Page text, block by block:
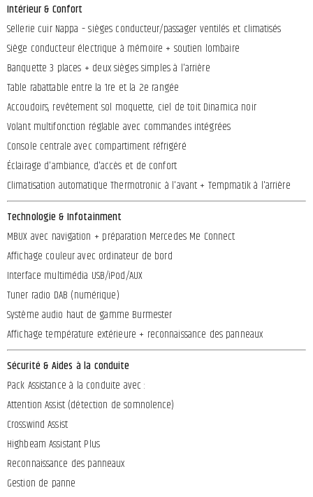
Intérieur & Confort
Sellerie cuir Nappa – sièges conducteur/passager ventilés et climatisés
Siège conducteur électrique à mémoire + soutien lombaire
Banquette 3 places + deux sièges simples à l'arrière
Table rabattable entre la 1re et la 2e rangée
Accoudoirs, revêtement sol moquette, ciel de toit Dinamica noir
Volant multifonction réglable avec commandes intégrées
Console centrale avec compartiment réfrigéré
Éclairage d'ambiance, d'accès et de confort
Climatisation automatique Thermotronic à l'avant + Tempmatik à l'arrière
Technologie & Infotainment
MBUX avec navigation + préparation Mercedes Me Connect
Affichage couleur avec ordinateur de bord
Interface multimédia USB/iPod/AUX
Tuner radio DAB (numérique)
Système audio haut de gamme Burmester
Affichage température extérieure + reconnaissance des panneaux
Sécurité & Aides à la conduite
Pack Assistance à la conduite avec :
Attention Assist (détection de somnolence)
Crosswind Assist
Highbeam Assistant Plus
Reconnaissance des panneaux
Gestion de panne